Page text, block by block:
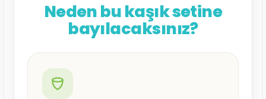
Neden bu kaşık setine
bayılacaksınız?